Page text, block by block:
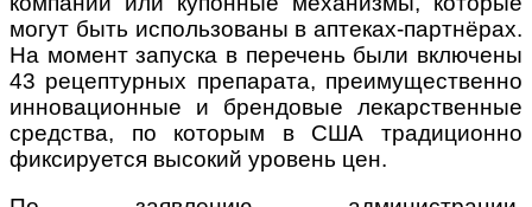
могут быть использованы в аптеках-партнёрах.
На момент запуска в перечень были включены
43 рецептурных препарата, преимущественно
инновационные и брендовые лекарственные
средства, по которым в США традиционно
фиксируется высокий уровень цен.